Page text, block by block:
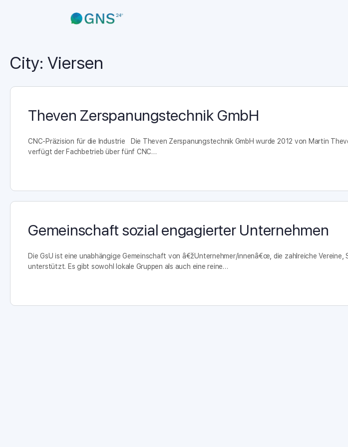
City: Viersen
Theven Zerspanungstechnik GmbH
CNC-Präzision für die Industrie Die Theven Zerspanungstechnik GmbH wurde 2012 von Martin
verfügt der Fachbetrieb über fünf CNC…
Gemeinschaft sozial engagierter Unternehmen
Die GsU ist eine unabhängige Gemeinschaft von â€žUnternehmer/innenâ€œ, die zahlreiche
unterstützt. Es gibt sowohl lokale Gruppen als auch eine reine…